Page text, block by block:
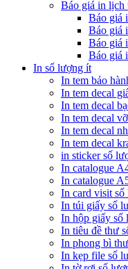
Báo giá in lịch
Báo giá
Báo giá
Báo giá
Báo giá
In số lượng ít
In tem bảo
In tem decal
In tem decal
In tem decal
In tem decal
In tem decal
in sticker số
In catalogue
In catalogue
In card visit
In túi giấy số
In hộp giấy số
In tiêu đề thư
In phong bì
In kẹp file số